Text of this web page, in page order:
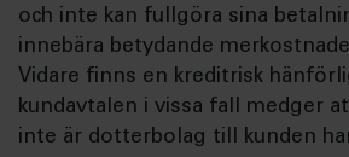
och inte kan fullgöra sina
innebära betydande
Vidare finns en kreditrisk
kundavtalen i vissa fall medger
inte är dotterbolag till kunden